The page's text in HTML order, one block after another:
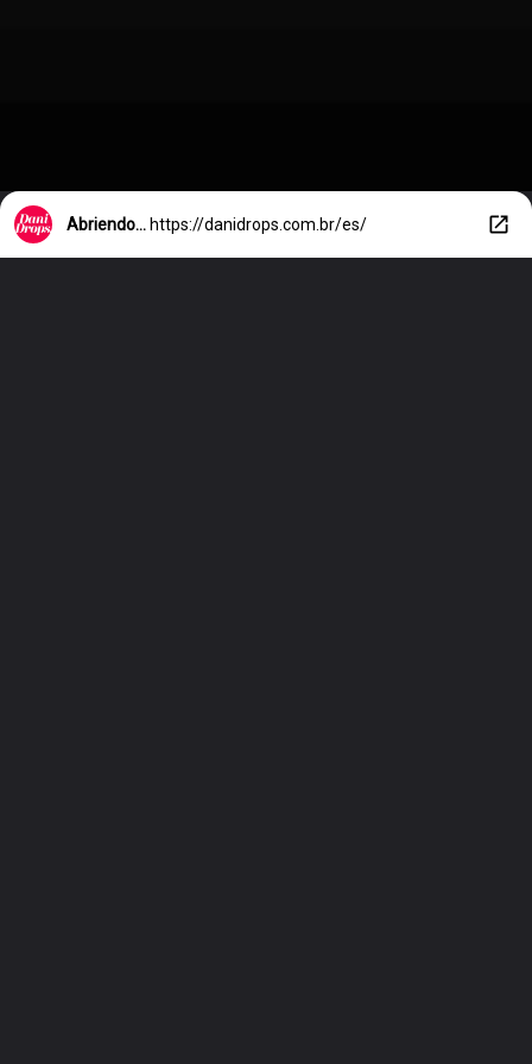
Abriendo... https://danidrops.com.br/es/